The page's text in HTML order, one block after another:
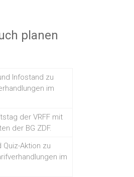
planen
Infostand zu
im
der VRFF mit
der BG ZDF.
Aktion zu
im